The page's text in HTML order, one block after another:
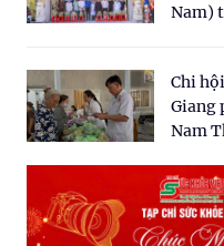
Nam)
dân
Chi
Giang
Nam
nhân